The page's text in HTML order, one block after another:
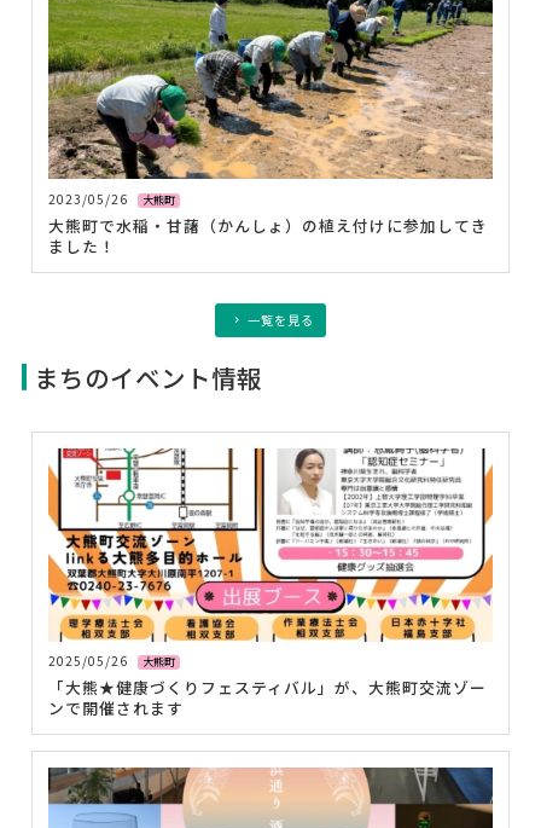
2023/05/26 大熊町
大熊町で水稲・甘藷（かんしょ）の植え付けに参加してき
ました！
一覧を見る
まちのイベント情報
2025/05/26 大熊町
「大熊★健康づくりフェスティバル」が、大熊町交流ゾー
ンで開催されます